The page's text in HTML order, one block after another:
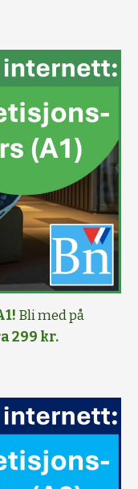
Bli med på
299 kr.